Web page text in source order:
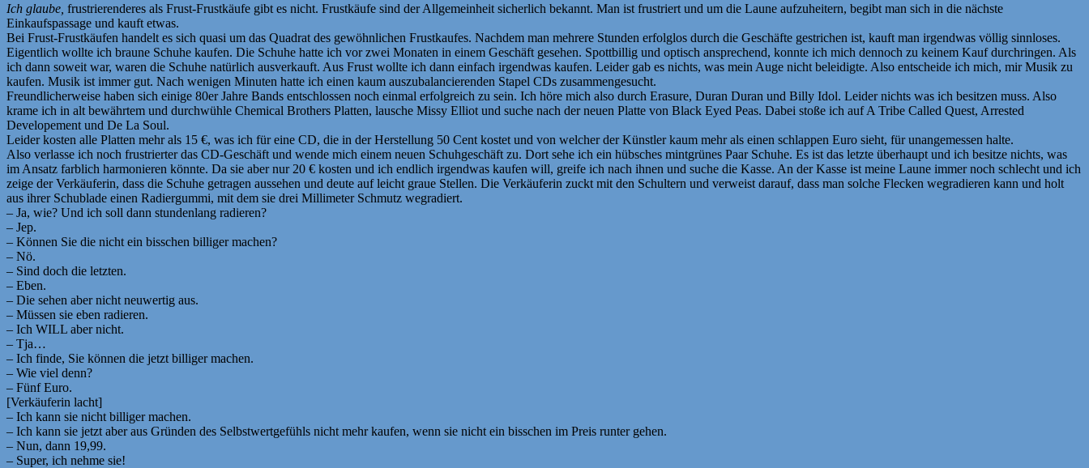
Ich glaube, frustrierenderes als Frust-Frustkäufe gibt es nicht. Frustkäufe sind der Allgemeinheit sicherlich bekannt. Man ist frustriert und um die Laune aufzuheitern, begibt man sich in die nächste
Einkaufspassage und kauft etwas.
Bei Frust-Frustkäufen handelt es sich quasi um das Quadrat des gewöhnlichen Frustkaufes. Nachdem man mehrere Stunden erfolglos durch die Geschäfte gestrichen ist, kauft man irgendwas völlig sinnloses.
Eigentlich wollte ich braune Schuhe kaufen. Die Schuhe hatte ich vor zwei Monaten in einem Geschäft gesehen. Spottbillig und optisch ansprechend, konnte ich mich dennoch zu keinem Kauf durchringen. Als
ich dann soweit war, waren die Schuhe natürlich ausverkauft. Aus Frust wollte ich dann einfach irgendwas kaufen. Leider gab es nichts, was mein Auge nicht beleidigte. Also entscheide ich mich, mir Musik zu
kaufen. Musik ist immer gut. Nach wenigen Minuten hatte ich einen kaum auszubalancierenden Stapel CDs zusammengesucht.
Freundlicherweise haben sich einige 80er Jahre Bands entschlossen noch einmal erfolgreich zu sein. Ich höre mich also durch Erasure, Duran Duran und Billy Idol. Leider nichts was ich besitzen muss. Also
krame ich in alt bewährtem und durchwühle Chemical Brothers Platten, lausche Missy Elliot und suche nach der neuen Platte von Black Eyed Peas. Dabei stoße ich auf A Tribe Called Quest, Arrested
Developement und De La Soul.
Leider kosten alle Platten mehr als 15 €, was ich für eine CD, die in der Herstellung 50 Cent kostet und von welcher der Künstler kaum mehr als einen schlappen Euro sieht, für unangemessen halte.
Also verlasse ich noch frustrierter das CD-Geschäft und wende mich einem neuen Schuhgeschäft zu. Dort sehe ich ein hübsches mintgrünes Paar Schuhe. Es ist das letzte überhaupt und ich besitze nichts, was
im Ansatz farblich harmonieren könnte. Da sie aber nur 20 € kosten und ich endlich irgendwas kaufen will, greife ich nach ihnen und suche die Kasse. An der Kasse ist meine Laune immer noch schlecht und ich
zeige der Verkäuferin, dass die Schuhe getragen aussehen und deute auf leicht graue Stellen. Die Verkäuferin zuckt mit den Schultern und verweist darauf, dass man solche Flecken wegradieren kann und holt
aus ihrer Schublade einen Radiergummi, mit dem sie drei Millimeter Schmutz wegradiert.
– Ja, wie? Und ich soll dann stundenlang radieren?
– Jep.
– Können Sie die nicht ein bisschen billiger machen?
– Nö.
– Sind doch die letzten.
– Eben.
– Die sehen aber nicht neuwertig aus.
– Müssen sie eben radieren.
– Ich WILL aber nicht.
– Tja…
– Ich finde, Sie können die jetzt billiger machen.
– Wie viel denn?
– Fünf Euro.
[Verkäuferin lacht]
– Ich kann sie nicht billiger machen.
– Ich kann sie jetzt aber aus Gründen des Selbstwertgefühls nicht mehr kaufen, wenn sie nicht ein bisschen im Preis runter gehen.
– Nun, dann 19,99.
– Super, ich nehme sie!